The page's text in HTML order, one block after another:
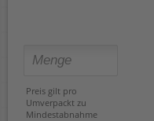
Preis gilt pro
Umverpackt zu
Mindestabnahme